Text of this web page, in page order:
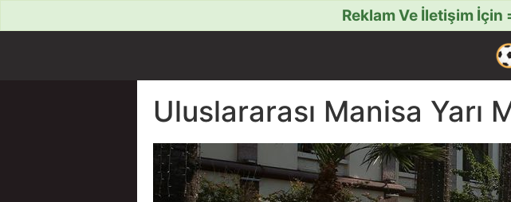
Reklam Ve İletişim İçin
Uluslararası Manisa Yarı